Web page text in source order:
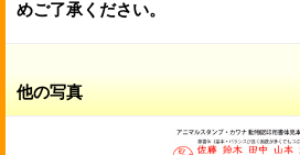
めご了承ください。
他の写真